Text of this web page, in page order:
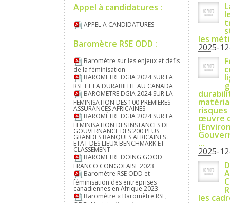
Appel à candidatures :
APPEL A CANDIDATURES
Baromètre RSE ODD :
Baromètre sur les enjeux et défis
de la féminisation
BAROMETRE DGIA 2024 SUR LA
RSE ET LA DURABILITE AU CANADA
BAROMETRE DGIA 2024 SUR LA
FEMINISATION DES 100 PREMIERES
ASSURANCES AFRICAINES
BAROMÈTRE DGIA 2024 SUR LA
FEMINISATION DES INSTANCES DE
GOUVERNANCE DES 200 PLUS
GRANDES BANQUES AFRICAINES :
ETAT DES LIEUX BENCHMARK ET
CLASSEMENT
BAROMETRE DOING GOOD
FRANCO CONGOLAISE 2023
Baromètre RSE ODD et
féminisation des entreprises
canadiennes en Afrique 2023
Baromètre « Baromètre RSE,
les
2025-
risques
œuvre
...
2025-
les